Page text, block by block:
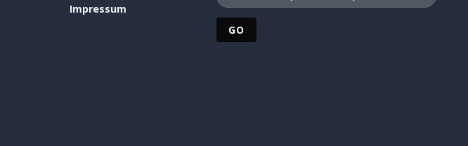
Impressum